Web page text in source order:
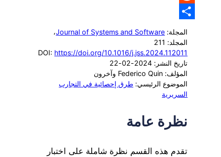
Link
Reddit
المجلة: Journal of Systems and Software،
المجلد: 211
DOI: https://doi.org/10.1016/j.jss.2024.112011
تاريخ النشر: 2024-02-22
المؤلف: Federico Quin وآخرون
الموضوع الرئيسي: طرق إحصائية في التجارب
السريرية
نظرة عامة
تقدم هذه القسم نظرة شاملة على اختبار